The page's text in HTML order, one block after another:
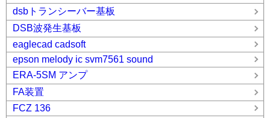
dsbトランシーバー基板
DSB波発生基板
eaglecad cadsoft
epson melody ic svm7561 sound
ERA-5SM アンプ
FA装置
FCZ 136